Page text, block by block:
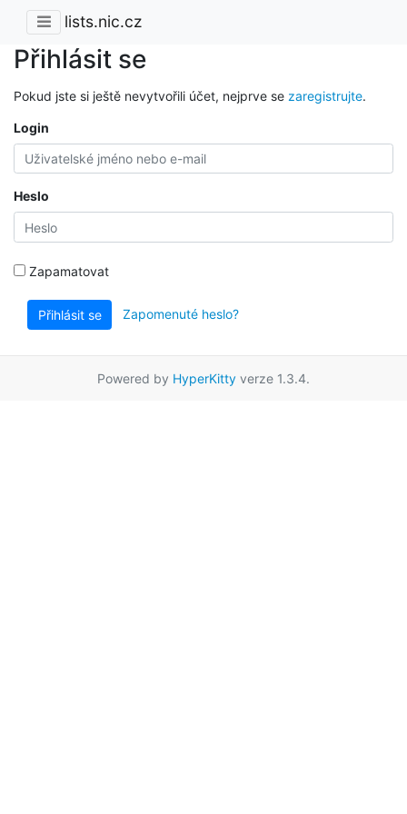
lists.nic.cz
Přihlásit se
Pokud jste si ještě nevytvořili účet, nejprve se zaregistrujte.
Login
Heslo
Zapamatovat
Přihlásit se Zapomenuté heslo?
Powered by HyperKitty verze 1.3.4.